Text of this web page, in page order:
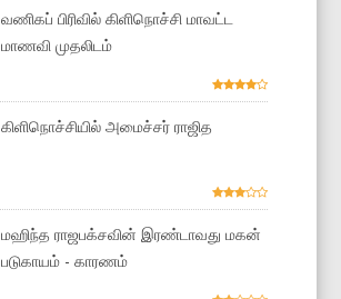
வணிகப் பிரிவில் கிளிநொச்சி மாவட்ட
மாணவி முதலிடம்
கிளிநொச்சியில் அமைச்சர் ராஜித
மஹிந்த ராஜபக்சவின் இரண்டாவது மகன்
படுகாயம் - காரணம்